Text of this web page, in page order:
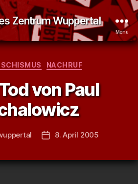
Zentrum Wuppertal
Menü
Kategorien
NACHRUF
von Paul
Veröffentlichungsdatum
8. April 2005